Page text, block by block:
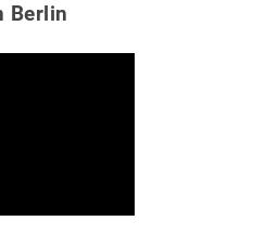
Berlin